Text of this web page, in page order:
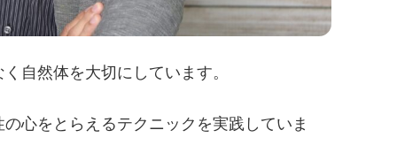
自然体を大切にしています。
心をとらえるテクニックを実践していま